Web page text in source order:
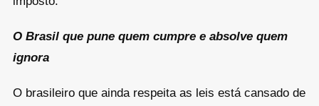
O Brasil que pune quem cumpre e absolve quem
ignora
O brasileiro que ainda respeita as leis está cansado de